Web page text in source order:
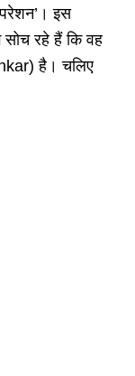
इस
सोच रहे हैं कि वह
है। चलिए